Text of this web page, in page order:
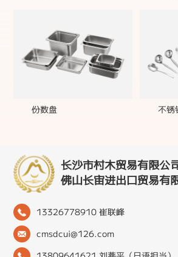
份数盘 不锈
长沙市村木贸易有限公司
佛山长宙进出口贸易有
13326778910 崔联峰
cmsdcui@126.com